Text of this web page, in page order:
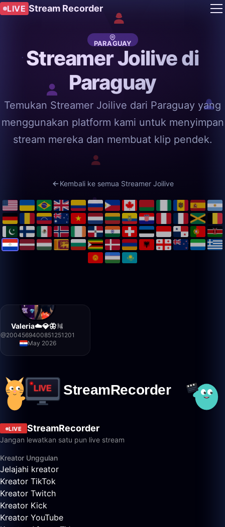
LIVE Stream Recorder
PARAGUAY
Streamer Joilive di
Paraguay
Temukan Streamer Joilive dari Paraguay yang
menggunakan platform kami untuk menyimpan
stream mereka dan membuat klip pendek.
Kembali ke semua Streamer Joilive
Valeria☁️💎🦋
@2004569400851251201
May 2026
LIVE StreamRecorder
Jangan lewatkan satu pun live stream
Kreator Unggulan
Jelajahi kreator
Kreator TikTok
Kreator Twitch
Kreator Kick
Kreator YouTube